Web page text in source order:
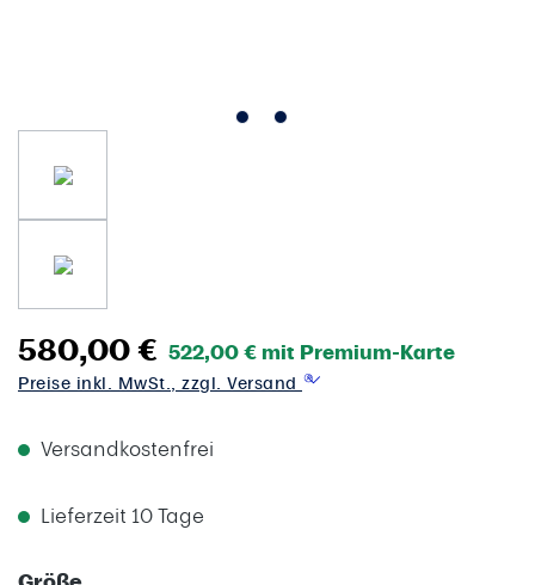
580,00 € 522,00 € mit Premium-Karte
Preise inkl. MwSt., zzgl. Versand
Versandkostenfrei
Lieferzeit 10 Tage